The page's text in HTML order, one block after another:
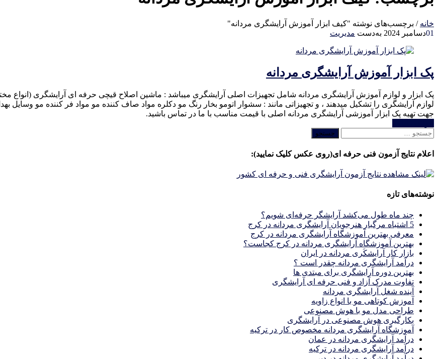
خانه / برچسب‌های نوشته "کیف ابزار آموزش آرایشگری مردانه"
01دسامبر 2024 به‌دست مدیریت
پک ابزار آموزش آرایشگری مردانه
پک ابزار و لوازم آموزش آرایشگری مردانه شامل تجهیزات اصلی آرایشگری میباشد : ماشین اصلاح قیچی حرفه ای آرایشگری (انواع
لوازم آرایشگری را تشکیل میدهند ، و تجهیزاتی مانند : سشوار اتومو بخار رنگ مو دکلره مواد صاف کننده مو مواد فر کننده مو وسایل
جهت تهیه پک ابزار آموزشی آرایشگری مردانه اصلی با قیمت مناسب با ما در تماس باشید.
جستجو
اعلام نتایج آزمون فنی حرفه ای(روی عکس کلیک نمایید):
نوشته‌های تازه
چند ماه طول می‌کشد آرایشگر حرفه‌ای شویم؟
5 اشتباه مرگبار هنرجویان آرایشگری مردانه در کرج
معرفی بهترین آموزشگاه آرایشگری مردانه در کرج
بهترین آموزشگاه آرایشگری مردانه در کرج کجاست؟
بازار كار آرايشكَرى مردانه در ايران
درآمد آرایشگری مردانه چقدر است ؟
بهترین دوره آرایشگری برای مبتدی ها
تفاوت مدرک آزاد و فنی حرفه ای آرایشگری
آینده شغل آرایشگری مردانه
آموزش کوتاهی مو با انواع زاویه
طراحی مدل مو با هوش مصنوعی
بکارگیری هوش مصنوعی در آرایشگری
آموزشگاه آرایشگری مردانه مخصوص کار در ترکیه
درآمد آرایشگری مردانه در عمان
درآمد آرایشگری مردانه در ترکیه